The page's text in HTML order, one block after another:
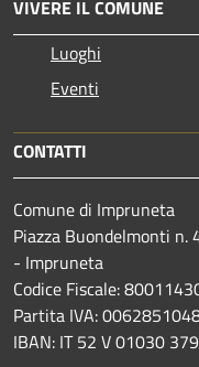
VIVERE IL COMUNE
Luoghi
Eventi
CONTATTI
Comune di Impruneta
Piazza Buondelmonti
- Impruneta
Codice Fiscale:
Partita IVA:
IBAN: IT 52 V 01030